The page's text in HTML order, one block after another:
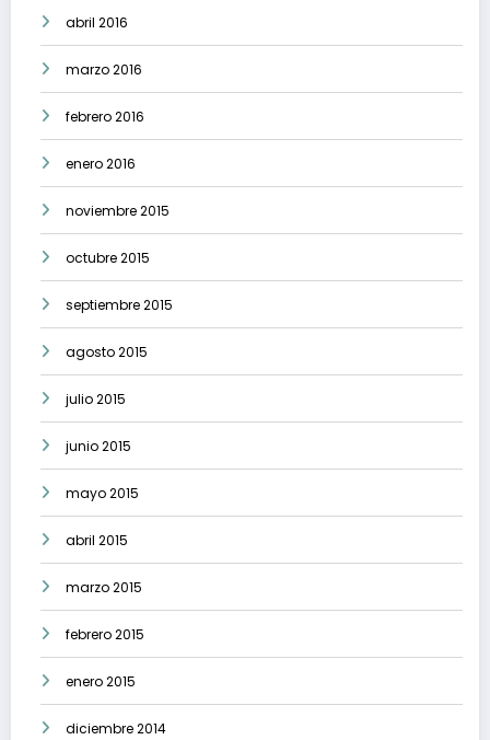
abril 2016
marzo 2016
febrero 2016
enero 2016
noviembre 2015
octubre 2015
septiembre 2015
agosto 2015
julio 2015
junio 2015
mayo 2015
abril 2015
marzo 2015
febrero 2015
enero 2015
diciembre 2014